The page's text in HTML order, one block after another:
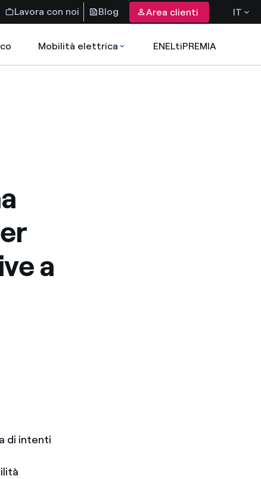
Lavora con noi Blog Area clienti IT
Mobilità elettrica ENELtiPREMIA
a
di intenti